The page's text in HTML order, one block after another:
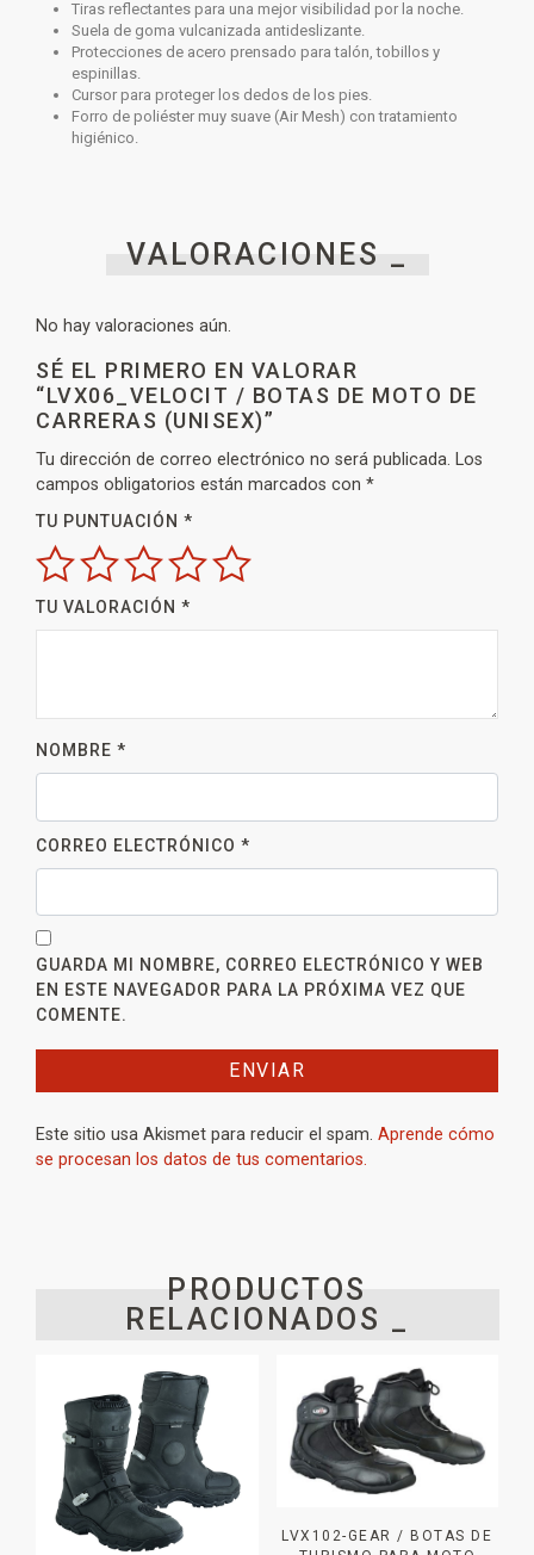
Tiras reflectantes para una mejor visibilidad por la noche.
Suela de goma vulcanizada antideslizante.
Protecciones de acero prensado para talón, tobillos y
espinillas.
Cursor para proteger los dedos de los pies.
Forro de poliéster muy suave (Air Mesh) con tratamiento
higiénico.
VALORACIONES _
No hay valoraciones aún.
SÉ EL PRIMERO EN VALORAR
“LVX06_VELOCIT / BOTAS DE MOTO DE
CARRERAS (UNISEX)”
Tu dirección de correo electrónico no será publicada. Los
campos obligatorios están marcados con *
TU PUNTUACIÓN *
TU VALORACIÓN *
NOMBRE *
CORREO ELECTRÓNICO *
GUARDA MI NOMBRE, CORREO ELECTRÓNICO Y WEB
EN ESTE NAVEGADOR PARA LA PRÓXIMA VEZ QUE
COMENTE.
Este sitio usa Akismet para reducir el spam. Aprende cómo
se procesan los datos de tus comentarios.
PRODUCTOS
RELACIONADOS _
LVX102-GEAR / BOTAS DE